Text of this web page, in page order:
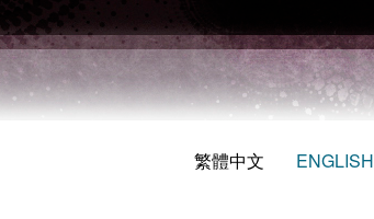
繁體中文 ENGLISH